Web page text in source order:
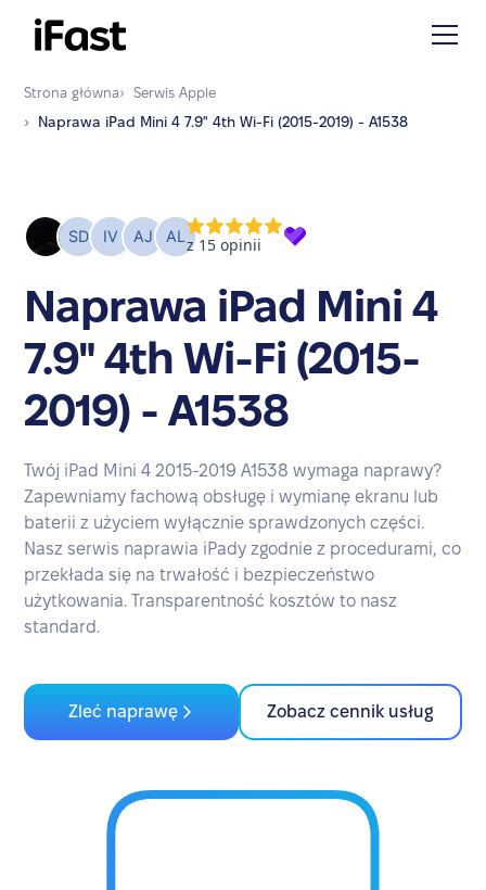
Strona główna› Serwis Apple
›
Naprawa iPad Mini 4 7.9" 4th Wi-Fi (2015-2019) - A1538
Naprawa iPad Mini 4
7.9" 4th Wi-Fi (2015-
2019) - A1538
Twój iPad Mini 4 2015-2019 A1538 wymaga naprawy?
Zapewniamy fachową obsługę i wymianę ekranu lub
baterii z użyciem wyłącznie sprawdzonych części.
Nasz serwis naprawia iPady zgodnie z procedurami, co
przekłada się na trwałość i bezpieczeństwo
użytkowania. Transparentność kosztów to nasz
standard.
Zleć naprawę Zobacz cennik usług